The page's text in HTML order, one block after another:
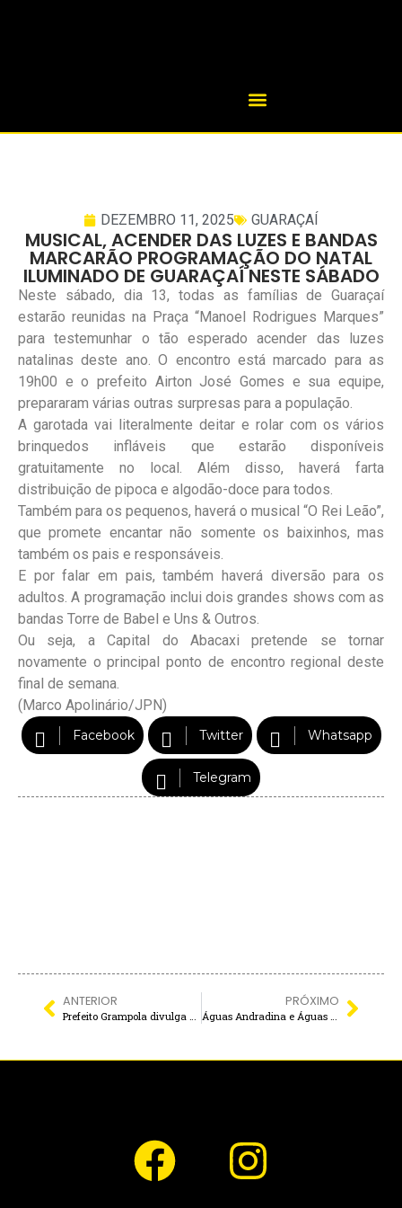
DEZEMBRO 11, 2025 GUARAÇAÍ
MUSICAL, ACENDER DAS LUZES E BANDAS
MARCARÃO PROGRAMAÇÃO DO NATAL
ILUMINADO DE GUARAÇAÍ NESTE SÁBADO
Neste sábado, dia 13, todas as famílias de Guaraçaí
estarão reunidas na Praça “Manoel Rodrigues Marques”
para testemunhar o tão esperado acender das luzes
natalinas deste ano. O encontro está marcado para as
19h00 e o prefeito Airton José Gomes e sua equipe,
prepararam várias outras surpresas para a população.
A garotada vai literalmente deitar e rolar com os vários
brinquedos infláveis que estarão disponíveis
gratuitamente no local. Além disso, haverá farta
distribuição de pipoca e algodão-doce para todos.
Também para os pequenos, haverá o musical “O Rei Leão”,
que promete encantar não somente os baixinhos, mas
também os pais e responsáveis.
E por falar em pais, também haverá diversão para os
adultos. A programação inclui dois grandes shows com as
bandas Torre de Babel e Uns & Outros.
Ou seja, a Capital do Abacaxi pretende se tornar
novamente o principal ponto de encontro regional deste
final de semana.
(Marco Apolinário/JPN)
Facebook Twitter Whatsapp
Telegram
ANTERIOR
Prefeito Grampola divulga programação oficial do NATAL ILUMINADO de Mirandópolis
PRÓXIMO
Águas Andradina e Águas Castilho alertam clientes sobre golpes e reforçam importância da atualização cadastral